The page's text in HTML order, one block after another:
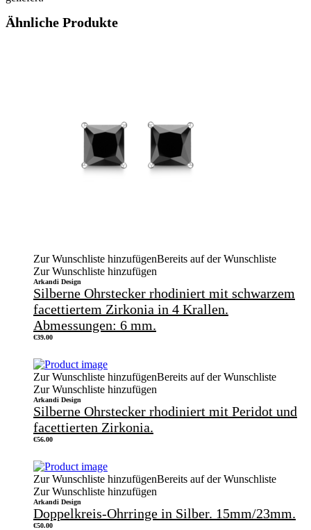
Ähnliche Produkte
Zur Wunschliste hinzufügenBereits auf der Wunschliste
Zur Wunschliste hinzufügen
Arkandi Design
Silberne Ohrstecker rhodiniert mit schwarzem
facettiertem Zirkonia in 4 Krallen.
Abmessungen: 6 mm.
€39.00
Zur Wunschliste hinzufügenBereits auf der Wunschliste
Zur Wunschliste hinzufügen
Arkandi Design
Silberne Ohrstecker rhodiniert mit Peridot und
facettierten Zirkonia.
€56.00
Zur Wunschliste hinzufügenBereits auf der Wunschliste
Zur Wunschliste hinzufügen
Arkandi Design
Doppelkreis-Ohrringe in Silber. 15mm/23mm.
€50.00